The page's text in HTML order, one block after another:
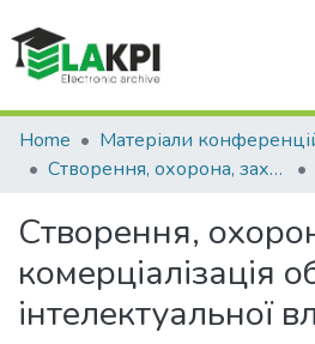
Communities & Collections
All of DSpace
Home
Створення, охорона, захист і комерціалізація об'єктів права інтелектуальної власності
Створення,
комерціалізація
інтелектуальної